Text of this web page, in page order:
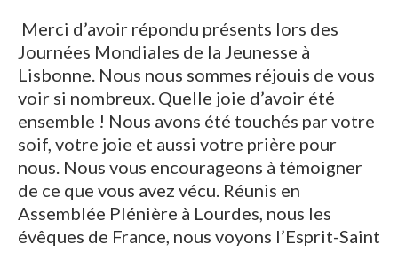
Merci d’avoir répondu présents lors des
Journées Mondiales de la Jeunesse à
Lisbonne. Nous nous sommes réjouis de vous
voir si nombreux. Quelle joie d’avoir été
ensemble ! Nous avons été touchés par votre
soif, votre joie et aussi votre prière pour
nous. Nous vous encourageons à témoigner
de ce que vous avez vécu. Réunis en
Assemblée Plénière à Lourdes, nous les
évêques de France, nous voyons l’Esprit-Saint